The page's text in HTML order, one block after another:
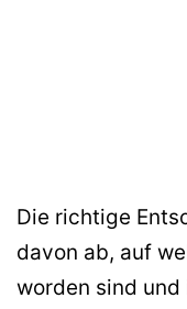
Die richtige
davon ab, auf
worden sind